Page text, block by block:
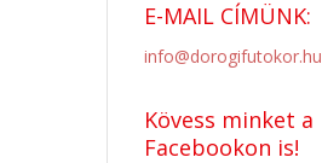
E-MAIL CÍMÜNK:
info@dorogifutokor.hu
Kövess minket a
Facebookon is!